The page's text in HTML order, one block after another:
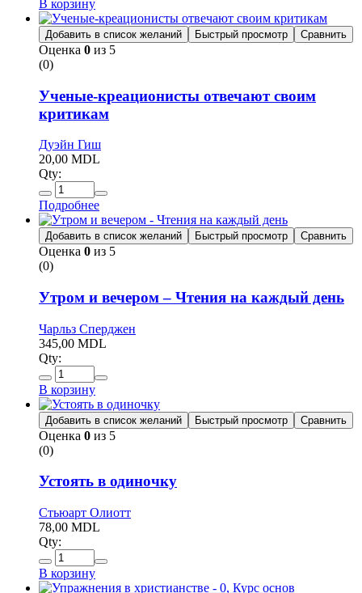
В корзину
Добавить в список желаний Быстрый просмотр Сравнить
Оценка 0 из 5
(0)
Ученые-креационисты отвечают своим
критикам
Дуэйн Гиш
20,00 MDL
Qty:
Подробнее
Добавить в список желаний Быстрый просмотр Сравнить
Оценка 0 из 5
(0)
Утром и вечером – Чтения на каждый день
Чарльз Сперджен
345,00 MDL
Qty:
В корзину
Добавить в список желаний Быстрый просмотр Сравнить
Оценка 0 из 5
(0)
Устоять в одиночку
Стьюарт Олиотт
78,00 MDL
Qty:
В корзину